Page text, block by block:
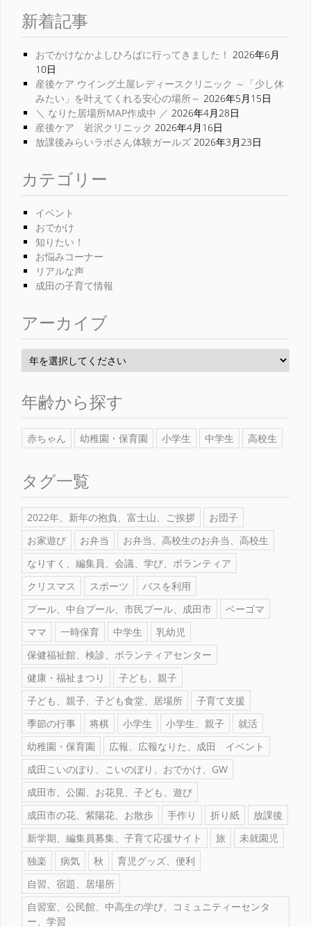
新着記事
おでかけなかよしひろばに行ってきました！ 2026年6月
10日
産後ケア ウイング土屋レディースクリニック ～「少し休
みたい」を叶えてくれる安心の場所～ 2026年5月15日
＼ なりた居場所MAP作成中 ／ 2026年4月28日
産後ケア 岩沢クリニック 2026年4月16日
放課後みらいラボさん体験ガールズ 2026年3月23日
カテゴリー
イベント
おでかけ
知りたい！
お悩みコーナー
リアルな声
成田の子育て情報
アーカイブ
年齢から探す
赤ちゃん 幼稚園・保育園 小学生 中学生 高校生
タグ一覧
2022年、新年の抱負、富士山、ご挨拶
お団子
お家遊び
お弁当
お弁当、高校生のお弁当、高校生
なりすく、編集員、会議、学び、ボランティア
クリスマス
スポーツ
バスを利用
プール、中台プール、市民プール、成田市
ベーゴマ
ママ
一時保育 中学生
乳幼児
保健福祉館、検診、ボランティアセンター
健康・福祉まつり
子ども、親子
子ども、親子、子ども食堂、居場所
子育て支援
季節の行事
将棋 小学生 小学生、親子
就活
幼稚園・保育園
広報、広報なりた、成田 イベント
成田こいのぼり、こいのぼり、おでかけ、GW
成田市、公園、お花見、子ども、遊び
成田市の花、紫陽花、お散歩
手作り 折り紙
放課後
新学期、編集員募集、子育て応援サイト
旅
未就園児
独楽
病気 秋
育児グッズ、便利
自習、宿題、居場所
自習室、公民館、中高生の学び、コミュニティーセンタ
ー、学習